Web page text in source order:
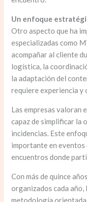
Un enfoque
Otro aspecto que ha
especializadas como
acompañar al cliente
logística, la
la adaptación del
requiere experiencia y
Las empresas valoran
capaz de simplificar la
incidencias. Este
importante en
encuentros donde
Con más de quince
organizados cada
metodología